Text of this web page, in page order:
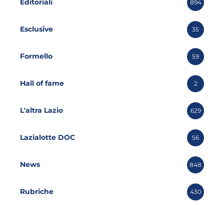
Editoriali 894
Esclusive 35
Formello 59
Hall of fame 2
L'altra Lazio 629
Lazialotte DOC 56
News 848
Rubriche 430